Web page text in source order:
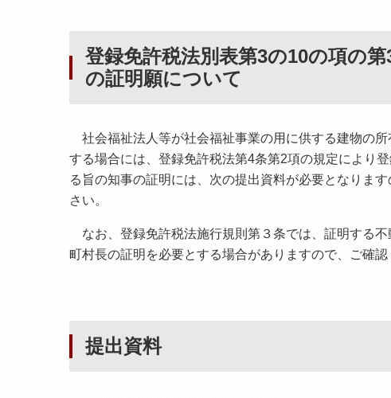
登録免許税法別表第3の10の項の
の証明願について
社会福祉法人等が社会福祉事業の用に供する建物の
する場合には、登録免許税法第4条第2項の規定により
る旨の知事の証明には、次の提出資料が必要となりま
さい。
なお、登録免許税法施行規則第３条では、証明する
町村長の証明を必要とする場合がありますので、ご確認
提出資料